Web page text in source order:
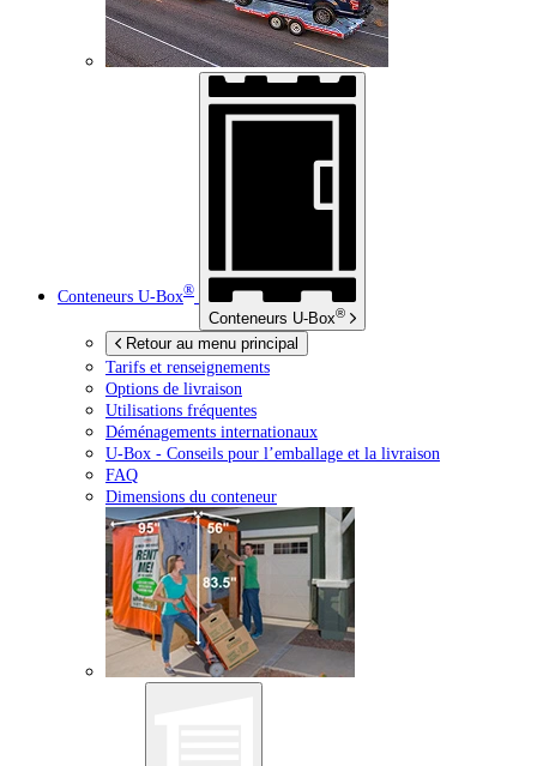
Conteneurs U-Box®
Conteneurs U-Box®
Retour au menu principal
Tarifs et renseignements
Options de livraison
Utilisations fréquentes
Déménagements internationaux
U-Box - Conseils pour l’emballage et la livraison
FAQ
Dimensions du conteneur